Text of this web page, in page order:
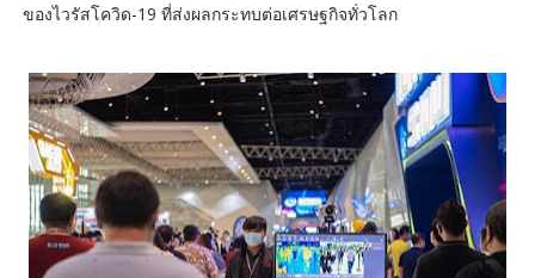
ของไวรัสโควิด-19 ที่ส่งผลกระทบต่อเศรษฐกิจทั่วโลก